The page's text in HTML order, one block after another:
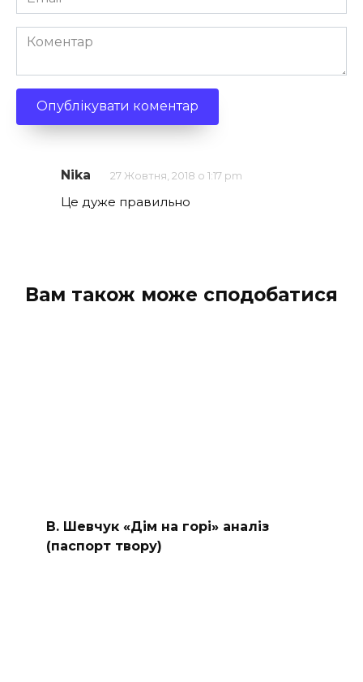
*
Коментар
Nika 27 Жовтня, 2018 о 1:17 pm
Це дуже правильно
Вам також може сподобатися
В. Шевчук «Дім на горі» аналіз
(паспорт твору)